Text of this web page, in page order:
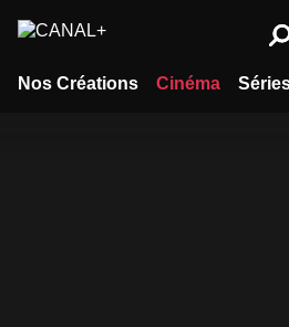
Nos Créations Cinéma